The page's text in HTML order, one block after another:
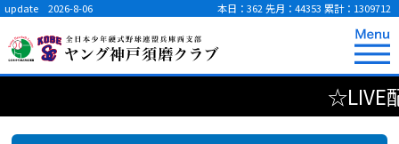
update 2026-8-06 本日：362 先月：44353 累計：1309712
☆LIVE